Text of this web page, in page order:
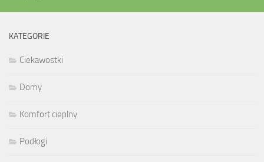
KATEGORIE
Ciekawostki
Domy
Komfort cieplny
Podłogi